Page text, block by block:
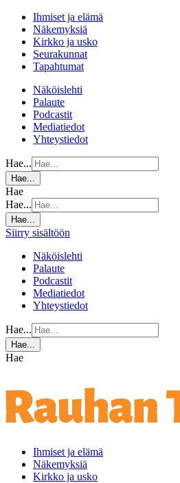
Ihmiset ja elämä
Näkemyksiä
Kirkko ja usko
Seurakunnat
Tapahtumat
Näköislehti
Palaute
Podcastit
Mediatiedot
Yhteystiedot
Hae...
Hae...
Hae
Hae...
Hae...
Siirry sisältöön
Näköislehti
Palaute
Podcastit
Mediatiedot
Yhteystiedot
Hae...
Hae...
Hae
Ihmiset ja elämä
Näkemyksiä
Kirkko ja usko